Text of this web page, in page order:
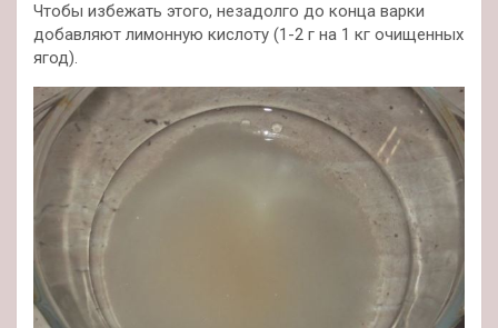
Чтобы избежать этого, незадолго до конца варки
добавляют лимонную кислоту (1-2 г на 1 кг очищенных
ягод).